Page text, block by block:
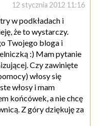
12 stycznia 2012 11:16
w podkładach i
że to wystarczy.
Twojego bloga i
:) Mam pytanie
Czy zawinięte
włosy się
włosy i mam
końcówek, a nie chcę
Z góry dziękuję za